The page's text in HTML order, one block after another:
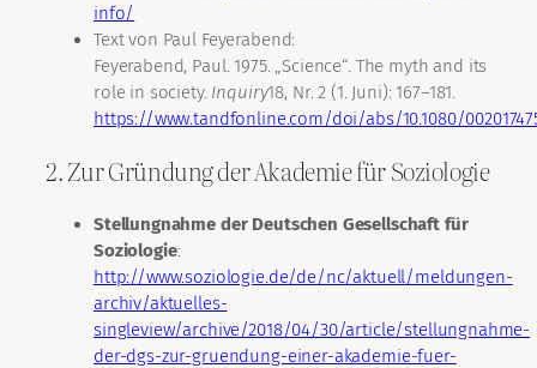
info/
Text von Paul Feyerabend:
Feyerabend, Paul. 1975. „Science“. The myth and its
role in society. Inquiry18, Nr. 2 (1. Juni): 167–181.
https://www.tandfonline.com/doi/abs/10.1080/
2. Zur Gründung der Akademie für Soziologie
Stellungnahme der Deutschen Gesellschaft für
Soziologie:
http://www.soziologie.de/de/nc/aktuell/meldungen-
archiv/aktuelles-
singleview/archive/2018/04/30/article/stellungnahme-
der-dgs-zur-gruendung-einer-akademie-fuer-